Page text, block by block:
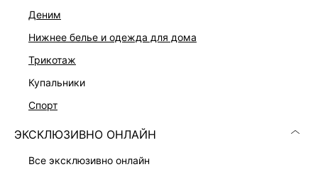
деним
нижнее белье и одежда для дома
трикотаж
купальники
спорт
ЭКСКЛЮЗИВНО ОНЛАЙН
все эксклюзивно онлайн
ДЖЕМПЕР С ШЕРСТЬЮ И ЛЬНОМ